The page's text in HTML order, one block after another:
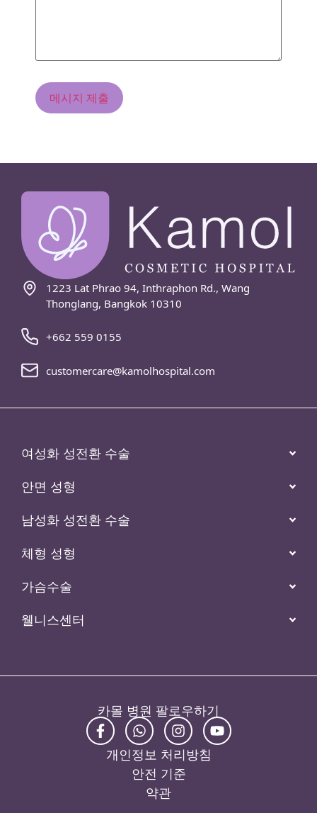
1223 Lat Phrao 94, Inthraphon Rd., Wang
Thonglang, Bangkok 10310
+662 559 0155
customercare@kamolhospital.com
여성화 성전환 수술
안면 성형
남성화 성전환 수술
체형 성형
가슴수술
웰니스센터
카몰 병원 팔로우하기
개인정보 처리방침
안전 기준
약관